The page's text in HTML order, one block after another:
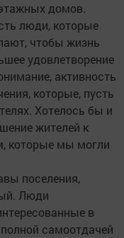
домов.
люди, которые
чтобы жизнь
удовлетворение
активность
которые, пусть
Хотелось бы и
жителей к
которые мы могли
поселения,
Люди
в
самоотдачей